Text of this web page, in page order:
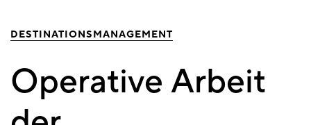
DESTINATIONSMANAGEMENT
Operative Arbeit